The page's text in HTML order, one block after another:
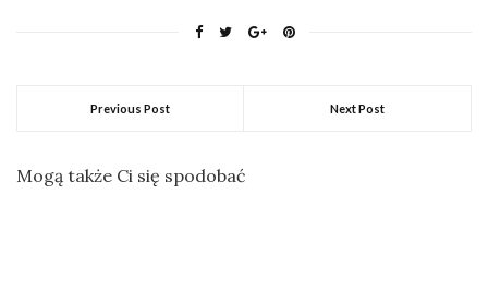
Previous Post Next Post
Mogą także Ci się spodobać